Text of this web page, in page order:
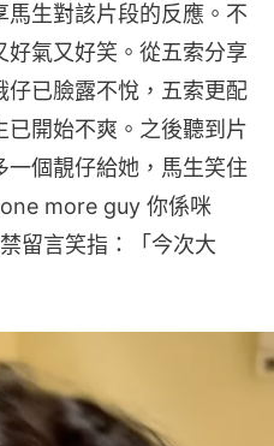
生對該片段的反應。不
氣又好笑。從五索分享
仔已臉露不悅，五索更配
開始不爽。之後聽到片
個靚仔給她，馬生笑住
more guy 你係咪
留言笑指：「今次大